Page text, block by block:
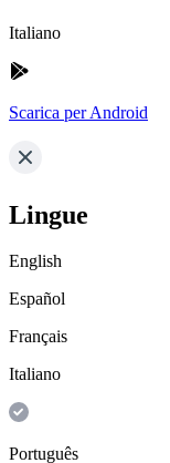
Italiano
Scarica per Android
Lingue
English
Español
Français
Italiano
Português